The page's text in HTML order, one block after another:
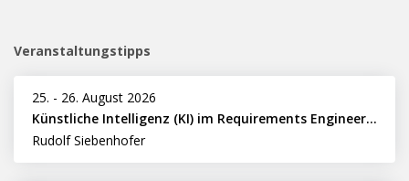
Veranstaltungstipps
25. - 26. August 2026
Künstliche Intelligenz (KI) im Requirements Engineering erfolgreich einsetzen
Rudolf Siebenhofer